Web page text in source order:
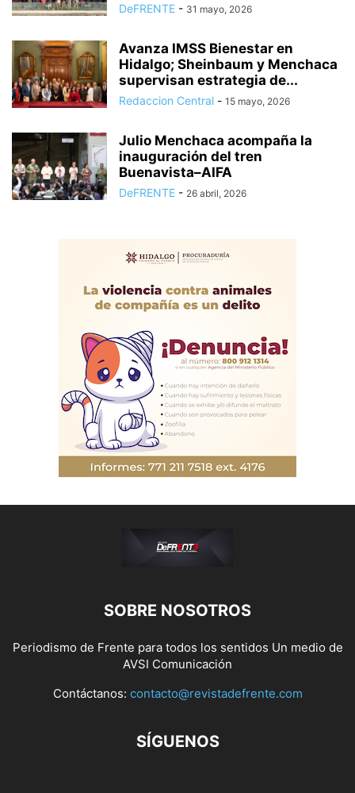
DeFRENTE - 31 mayo, 2026
Avanza IMSS Bienestar en
Hidalgo; Sheinbaum y Menchaca
supervisan estrategia de...
Redaccion Central - 15 mayo, 2026
Julio Menchaca acompaña la
inauguración del tren
Buenavista–AIFA
DeFRENTE - 26 abril, 2026
SOBRE NOSOTROS
Periodismo de Frente para todos los sentidos Un medio de
AVSI Comunicación
Contáctanos: contacto@revistadefrente.com
SÍGUENOS